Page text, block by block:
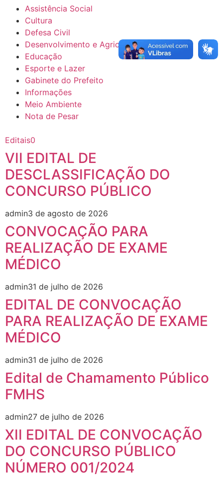
Assistência Social
Cultura
Defesa Civil
Desenvolvimento e Agricultura
Educação
Esporte e Lazer
Gabinete do Prefeito
Informações
Meio Ambiente
Nota de Pesar
Editais0
VII EDITAL DE
DESCLASSIFICAÇÃO DO
CONCURSO PÚBLICO
admin3 de agosto de 2026
CONVOCAÇÃO PARA
REALIZAÇÃO DE EXAME
MÉDICO
admin31 de julho de 2026
EDITAL DE CONVOCAÇÃO
PARA REALIZAÇÃO DE EXAME
MÉDICO
admin31 de julho de 2026
Edital de Chamamento Público
FMHS
admin27 de julho de 2026
XII EDITAL DE CONVOCAÇÃO
DO CONCURSO PÚBLICO
NÚMERO 001/2024